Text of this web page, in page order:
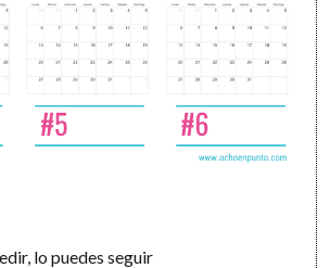
lo puedes seguir